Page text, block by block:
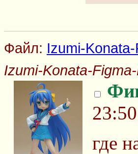
Файл: Izumi-
Izumi-Konata-
где